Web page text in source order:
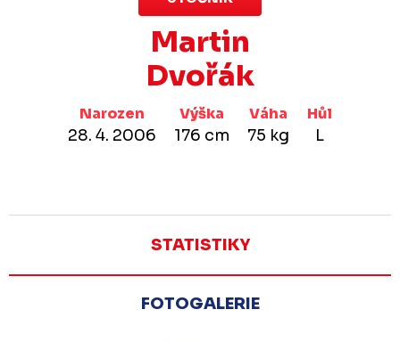
Martin
Dvořák
Narozen
28. 4. 2006
Výška
176 cm
Váha
75 kg
Hůl
L
STATISTIKY
FOTOGALERIE